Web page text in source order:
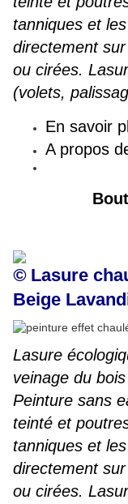
tanniques et
directement
ou cirées.
(volets,
En savoir
A propos
© Lasure
Beige
Lasure
veinage du
Peinture sans
teinté et
tanniques et
directement
ou cirées.